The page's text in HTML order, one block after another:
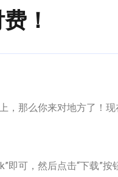
！
，那么你来对地方了！
即可，然后点击“下载”按